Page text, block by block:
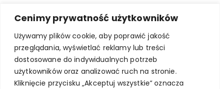
Cenimy prywatność użytkowników
Używamy plików cookie, aby poprawić jakość
przeglądania, wyświetlać reklamy lub treści
dostosowane do indywidualnych potrzeb
użytkowników oraz analizować ruch na stronie.
Kliknięcie przycisku „Akceptuj wszystkie” oznacza